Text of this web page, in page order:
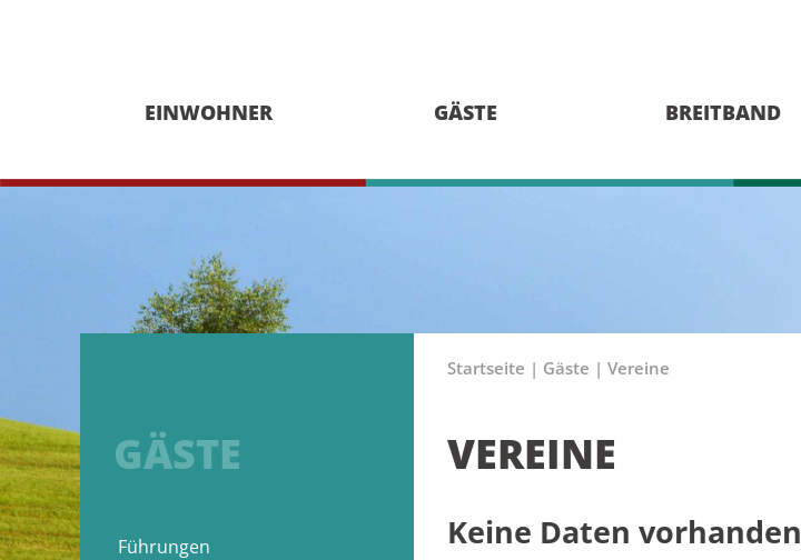
EINWOHNER GÄSTE BREITBAND
GÄSTE
Führungen
Startseite | Gäste | Vereine
VEREINE
Keine Daten vorhanden